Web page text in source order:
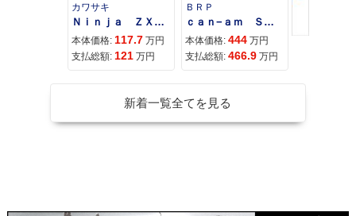
カワサキ
Ｎｉｎｊａ ＺＸ−４Ｒ ＳＥ
本体価格: 117.7 万円
支払総額: 121 万円
ＢＲＰ
ｃａｎ−ａｍ ＳＰＹＤＥＲ ＲＴ ＬＩＭＩＴＥＤ
本体価格: 444 万円
支払総額: 466.9 万円
新着一覧全てを見る